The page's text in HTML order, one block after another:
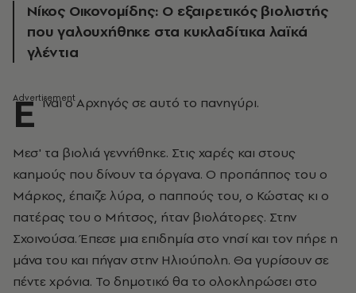
Νίκος Οικονομίδης: Ο εξαιρετικός βιολιστής
που γαλουχήθηκε στα κυκλαδίτικα λαϊκά
γλέντια
Ε ίναι ο Αρχηγός σε αυτό το πανηγύρι.
Μεσ' τα βιολιά γεννήθηκε. Στις χαρές και στους
καημούς που δίνουν τα όργανα. Ο προπάππος του ο
Μάρκος, έπαιζε λύρα, ο παππούς του, ο Κώστας κι ο
πατέρας του ο Μήτσος, ήταν βιολάτορες. Στην
Σχοινούσα. Έπεσε μια επιδημία στο νησί και τον πήρε η
μάνα του και πήγαν στην Ηλιούπολη. Θα γυρίσουν σε
πέντε χρόνια. Το δημοτικό θα το ολοκληρώσει στο